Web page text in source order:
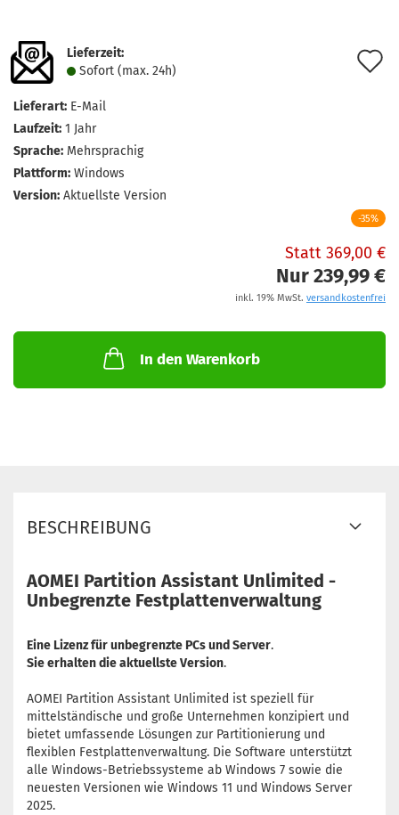
Lieferzeit:
Sofort (max. 24h)
Lieferart: E-Mail
Laufzeit: 1 Jahr
Sprache: Mehrsprachig
Plattform: Windows
Version: Aktuellste Version
-35%
Statt 369,00 €
Nur 239,99 €
inkl. 19% MwSt. versandkostenfrei
In den Warenkorb
BESCHREIBUNG
AOMEI Partition Assistant Unlimited -
Unbegrenzte Festplattenverwaltung
Eine Lizenz für unbegrenzte PCs und Server.
Sie erhalten die aktuellste Version.
AOMEI Partition Assistant Unlimited ist speziell für
mittelständische und große Unternehmen konzipiert und
bietet umfassende Lösungen zur Partitionierung und
flexiblen Festplattenverwaltung. Die Software unterstützt
alle Windows-Betriebssysteme ab Windows 7 sowie die
neuesten Versionen wie Windows 11 und Windows Server
2025.